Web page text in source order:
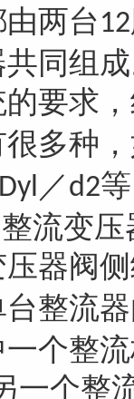
词
两台12
同组
要求
多种
Dyl ／d2
流变
器阀
整流
个整
一个整